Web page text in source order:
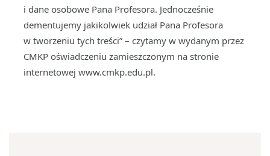
i dane osobowe Pana Profesora. Jednocześnie
dementujemy jakikolwiek udział Pana Profesora
w tworzeniu tych treści” – czytamy w wydanym przez
CMKP oświadczeniu zamieszczonym na stronie
internetowej www.cmkp.edu.pl.